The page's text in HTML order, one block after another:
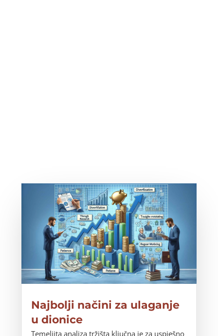
Najbolji načini za ulaganje
u dionice
Temeljita analiza tržišta ključna je za uspješno